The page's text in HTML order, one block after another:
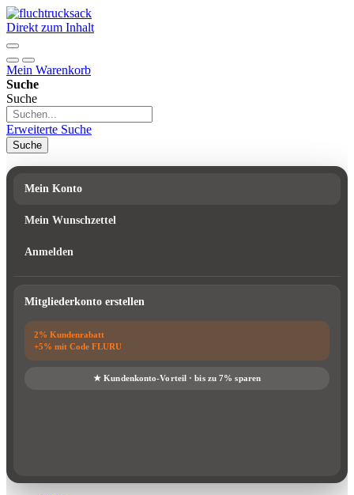
Direkt zum Inhalt
Mein Warenkorb
Suche
Suche
Erweiterte Suche
Suche
Mein Konto
Mein Wunschzettel
Anmelden
Mitgliederkonto erstellen